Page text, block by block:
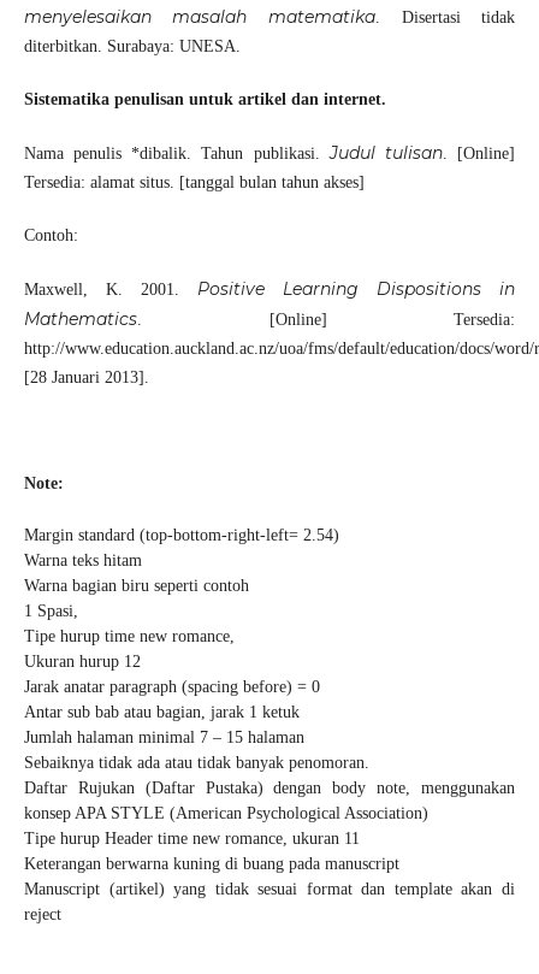
menyelesaikan masalah matematika . Disertasi tidak
diterbitkan. Surabaya: UNESA.
Sistematika penulisan untuk artikel dan internet.
Nama penulis *dibalik. Tahun publikasi.Judul tulisan. [Online]
Tersedia: alamat situs. [tanggal bulan tahun akses]
Contoh:
Maxwell, K. 2001. Positive Learning Dispositions in
Mathematics. [Online] Tersedia:
http://www.education.auckland.ac.nz/uoa/fms/default/education/docs/word/
[28 Januari 2013].
Note:
Margin standard (top-bottom-right-left= 2.54)
Warna teks hitam
Warna bagian biru seperti contoh
1 Spasi,
Tipe hurup time new romance,
Ukuran hurup 12
Jarak anatar paragraph (spacing before) = 0
Antar sub bab atau bagian, jarak 1 ketuk
Jumlah halaman minimal 7 – 15 halaman
Sebaiknya tidak ada atau tidak banyak penomoran.
Daftar Rujukan (Daftar Pustaka) dengan body note, menggunakan
konsep APA STYLE (American Psychological Association)
Tipe hurup Header time new romance, ukuran 11
Keterangan berwarna kuning di buang pada manuscript
Manuscript (artikel) yang tidak sesuai format dan template akan di
reject